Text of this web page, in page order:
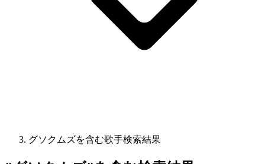
グソクムズを含む歌手検索結果